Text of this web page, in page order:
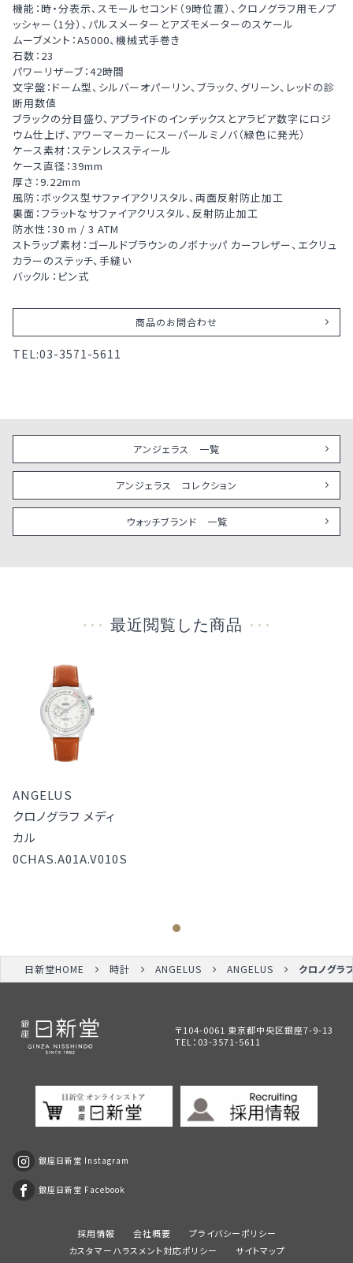
機能：時・分表示、スモールセコンド（9時位置）、クロノグラフ用モノプ
ッシャー（1分）、パルスメーターとアズモメーターのスケール
ムーブメント：A5000、機械式手巻き
石数：23
パワーリザーブ：42時間
文字盤：ドーム型、シルバーオパーリン、ブラック、グリーン、レッドの診
断用数値
ブラックの分目盛り、アプライドのインデックスとアラビア数字にロジ
ウム仕上げ、アワーマーカーにスーパールミノバ（緑色に発光）
ケース素材：ステンレススティール
ケース直径：39mm
厚さ：9.22mm
風防：ボックス型サファイアクリスタル、両面反射防止加工
裏面：フラットなサファイアクリスタル、反射防止加工
防水性：30 m / 3 ATM
ストラップ素材：ゴールドブラウンのノボナッパ カーフレザー、エクリュ
カラーのステッチ、手縫い
バックル：ピン式
商品のお問合わせ
TEL:03-3571-5611
アンジェラス 一覧
アンジェラス コレクション
ウォッチブランド 一覧
最近閲覧した商品
ANGELUS
クロノグラフ メディ
カル
0CHAS.A01A.V010S
日新堂HOME 時計 ANGELUS ANGELUS クロノグラ
〒104-0061 東京都中央区銀座7-9-13
TEL： 03-3571-5611
銀座日新堂 Instagram
銀座日新堂 Facebook
採用情報 会社概要
プライバシーポリシー
カスタマーハラスメント対応ポリシー
サイトマップ